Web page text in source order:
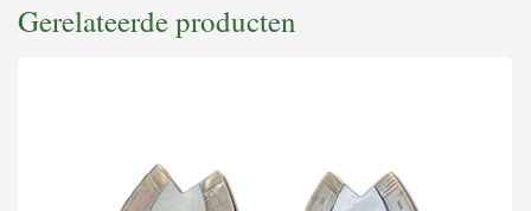
Gerelateerde producten